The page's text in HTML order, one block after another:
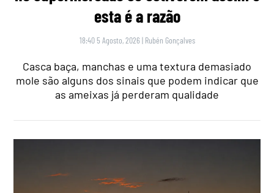
esta é a razão
18:40 5 Agosto, 2026 | Rubén Gonçalves
Casca baça, manchas e uma textura demasiado
mole são alguns dos sinais que podem indicar que
as ameixas já perderam qualidade